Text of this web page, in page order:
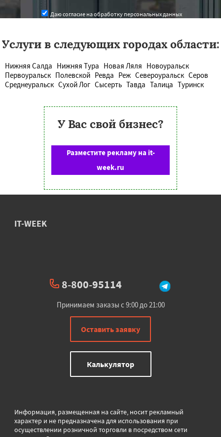
Даю согласие на обработку персональных данных
Услуги в следующих городах области:
Нижняя Салда Нижняя Тура Новая Ляля Новоуральск
Первоуральск Полевской Ревда Реж Североуральск Серов
Среднеуральск Сухой Лог Сысерть Тавда Талица Туринск
У Вас свой бизнес?
Разместите рекламу на it-
week.ru
IT-WEEK
8-800-95114
Принимаем заказы с 9:00 до 21:00
Оставить заявку
Калькулятор
Информация, размещенная на сайте, носит рекламный
характер и не предназначена для использования при
осуществлении розничной торговли в посредством сети